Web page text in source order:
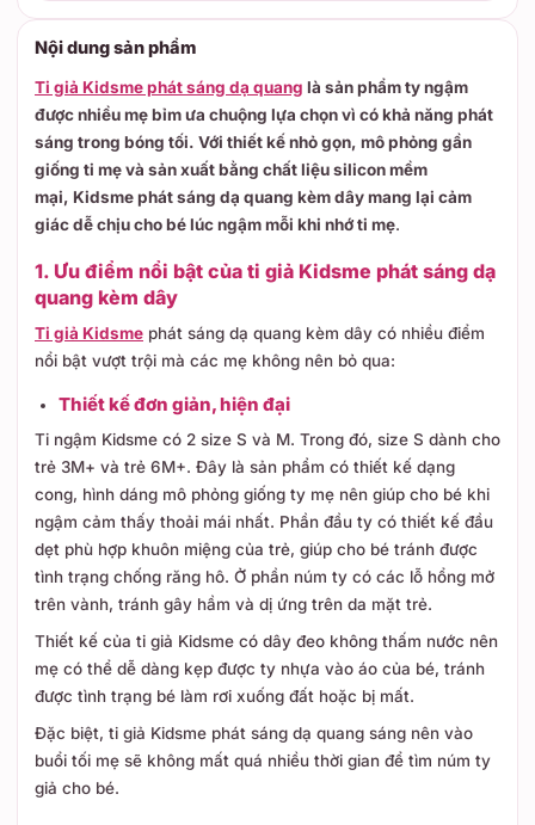
Nội dung sản phẩm
Ti giả Kidsme phát sáng dạ quang là sản phẩm ty ngậm
được nhiều mẹ bỉm ưa chuộng lựa chọn vì có khả năng phát
sáng trong bóng tối. Với thiết kế nhỏ gọn, mô phỏng gần
giống ti mẹ và sản xuất bằng chất liệu silicon mềm
mại, Kidsme phát sáng dạ quang kèm dây mang lại cảm
giác dễ chịu cho bé lúc ngậm mỗi khi nhớ ti mẹ.
1. Ưu điểm nổi bật của ti giả Kidsme phát sáng dạ
quang kèm dây
Ti giả Kidsme phát sáng dạ quang kèm dây có nhiều điểm
nổi bật vượt trội mà các mẹ không nên bỏ qua:
Thiết kế đơn giản, hiện đại
Ti ngậm Kidsme có 2 size S và M. Trong đó, size S dành cho
trẻ 3M+ và trẻ 6M+. Đây là sản phẩm có thiết kế dạng
cong, hình dáng mô phỏng giống ty mẹ nên giúp cho bé khi
ngậm cảm thấy thoải mái nhất. Phần đầu ty có thiết kế đầu
dẹt phù hợp khuôn miệng của trẻ, giúp cho bé tránh được
tình trạng chống răng hô. Ở phần núm ty có các lỗ hổng mở
trên vành, tránh gây hầm và dị ứng trên da mặt trẻ.
Thiết kế của ti giả Kidsme có dây đeo không thấm nước nên
mẹ có thể dễ dàng kẹp được ty nhựa vào áo của bé, tránh
được tình trạng bé làm rơi xuống đất hoặc bị mất.
Đặc biệt, ti giả Kidsme phát sáng dạ quang sáng nên vào
buổi tối mẹ sẽ không mất quá nhiều thời gian để tìm núm ty
giả cho bé.